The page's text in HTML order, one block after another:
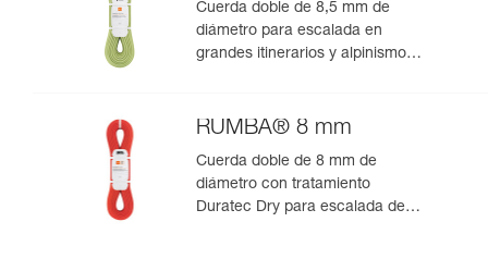
Cuerda doble de 8,5 mm de
diámetro para escalada en
grandes itinerarios y alpinismo
RUMBA® 8 mm
Cuerda doble de 8 mm de
diámetro con tratamiento
Duratec Dry para escalada de